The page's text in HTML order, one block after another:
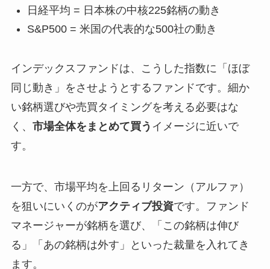
日経平均 = 日本株の中核225銘柄の動き
S&P500 = 米国の代表的な500社の動き
インデックスファンドは、こうした指数に「ほぼ
同じ動き」をさせようとするファンドです。細か
い銘柄選びや売買タイミングを考える必要はな
く、 市場全体をまとめて買う イメージに近いで
す。
一方で、市場平均を上回るリターン（アルファ）
を狙いにいくのがアクティブ投資です。ファンド
マネージャーが銘柄を選び、「この銘柄は伸び
る」「あの銘柄は外す」といった裁量を入れてき
ます。